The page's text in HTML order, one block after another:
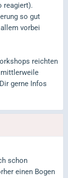
reagiert).
so gut
vorbei
reichten
mittlerweile
gerne Infos
schon
einen Bogen